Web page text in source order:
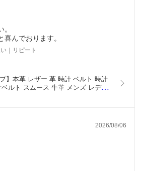
んでおります。
｜リピート
プ】本革 レザー 革 時計 ベルト 時計
ルト スムース 牛革 メンズ レディ
2026/08/06